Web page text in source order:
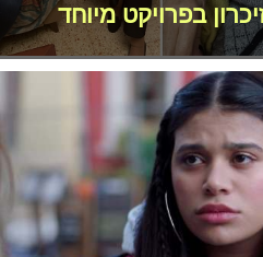
בפרויקט מיוחד